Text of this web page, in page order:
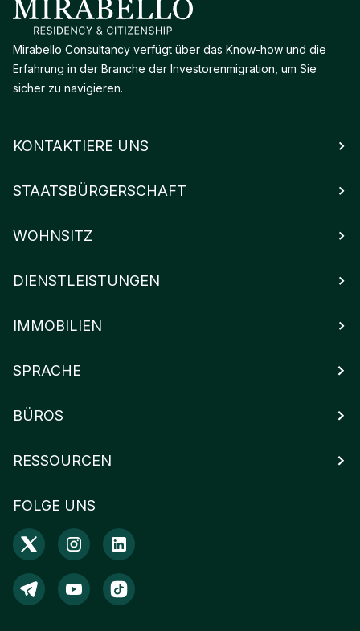
Mirabello Consultancy verfügt über das Know-how und die
Erfahrung in der Branche der Investorenmigration, um Sie
sicher zu navigieren.
KONTAKTIERE UNS
STAATSBÜRGERSCHAFT
WOHNSITZ
DIENSTLEISTUNGEN
IMMOBILIEN
SPRACHE
FOLGE UNS
BÜROS
RESSOURCEN